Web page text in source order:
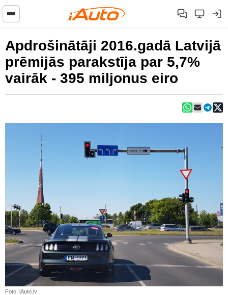
Apdrošinātāji 2016.gadā Latvijā
prēmijās parakstīja par 5,7%
vairāk - 395 miljonus eiro
Foto: iAuto.lv